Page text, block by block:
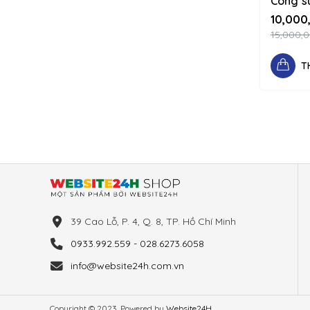
tái
thực
39 Cao Lỗ, P. 4, Q. 8, TP. Hồ Chí Minh
0933.992.559 - 028.6273.6058
info@website24h.com.vn
Copyright © 2023. Powered by Website24H